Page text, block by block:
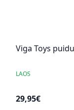
Viga Toys
LAOS
29,95€